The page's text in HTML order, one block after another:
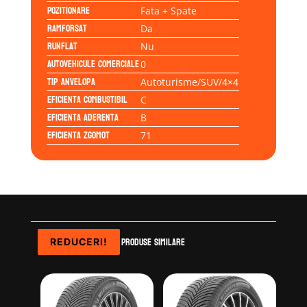
Pozitionare Fata + Spate
Ramforsat Da
Runflat Nu
Autovehicule comerciale0
Tip anvelopa Autoturisme/SUV/4×4
Eficienta Combustibil C
Eficienta Aderenta B
Eficienta Zgomot 71
Produse similare
REDUCERI!
REDUCERI!
REDUCERI!